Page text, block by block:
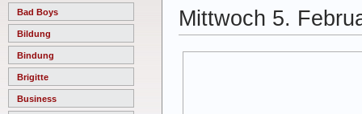
Bad Boys
Bildung
Bindung
Brigitte
Business
Mittwoch 5.